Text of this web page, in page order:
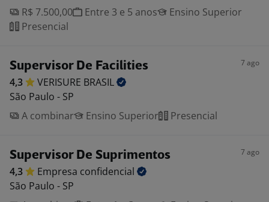
R$ 7.500,00
Entre 3 e 5 anos
Ensino Superior
Presencial
Supervisor De Facilities 7 ago
4,3 VERISURE BRASIL
São Paulo - SP
A combinar
Ensino Superior Presencial
Supervisor De Suprimentos 7 ago
4,3 Empresa confidencial
São Paulo - SP